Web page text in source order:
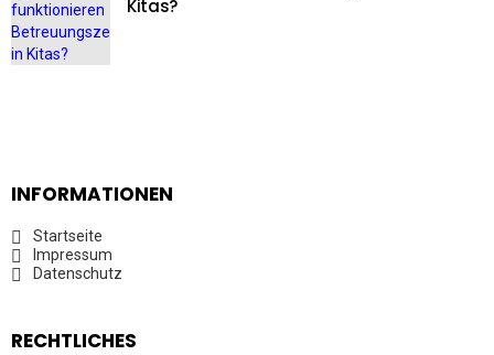
Kitas?
INFORMATIONEN
Startseite
Impressum
Datenschutz
RECHTLICHES